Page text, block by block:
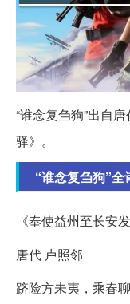
“谁念复刍狗”出自
驿》。
“谁念复刍狗”全
《奉使益州至长安
唐代 卢照邻
跻险方未夷，乘春聊